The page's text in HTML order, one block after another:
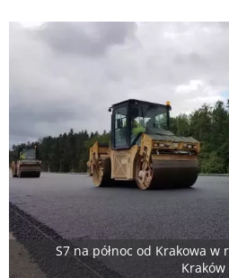
S7 na północ od Krakowa w